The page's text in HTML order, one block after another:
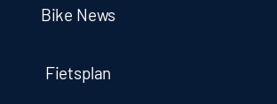
Bike News
Fietsplan